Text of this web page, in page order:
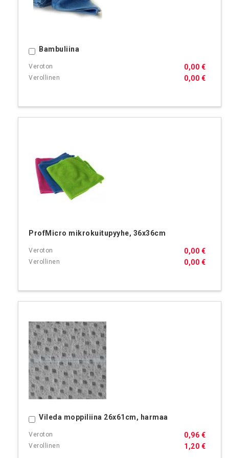
Bambuliina
0,00 €
0,00 €
Ostoskoriin
ProfMicro mikrokuitupyyhe, 36x36cm
0,00 €
0,00 €
Vileda moppiliina 26x61cm, harmaa
1,20 €
0,96 €
Ostoskoriin